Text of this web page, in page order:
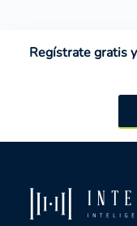
Regístrate gratis